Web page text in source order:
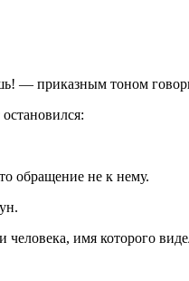
— приказным тоном
обращение не к нему.
человека, имя которого